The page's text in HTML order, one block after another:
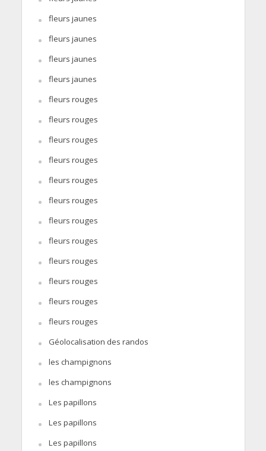
fleurs jaunes
fleurs jaunes
fleurs jaunes
fleurs jaunes
fleurs rouges
fleurs rouges
fleurs rouges
fleurs rouges
fleurs rouges
fleurs rouges
fleurs rouges
fleurs rouges
fleurs rouges
fleurs rouges
fleurs rouges
fleurs rouges
Géolocalisation des randos
les champignons
les champignons
Les papillons
Les papillons
Les papillons